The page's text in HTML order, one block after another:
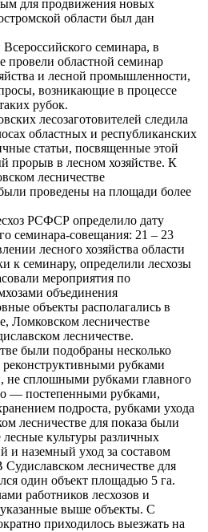
для продвижения новых
области был дан
семинара, в
провели областной семинар
и лесной промышленности,
возникающие в процессе
рубок.
лесозаготовителей следила
областных и республиканских
статьи, посвященные этой
прорыв в лесном хозяйстве. К
лесничестве
проведены на площади более
РСФСР определило дату
семинара-совещания: 21 – 23
лесного хозяйства области
к семинару, определили лесхозы
мероприятия по
объединения
объекты располагались в
Ломковском лесничестве
лесничестве.
были подобраны несколько
рубками
не сплошными рубками главного
— постепенными рубками,
подроста, рубками ухода
лесничестве для показа были
культуры различных
и наземный уход за составом
лесничестве для
один объект площадью 5 га.
работников лесхозов и
выше объекты. С
приходилось выезжать на